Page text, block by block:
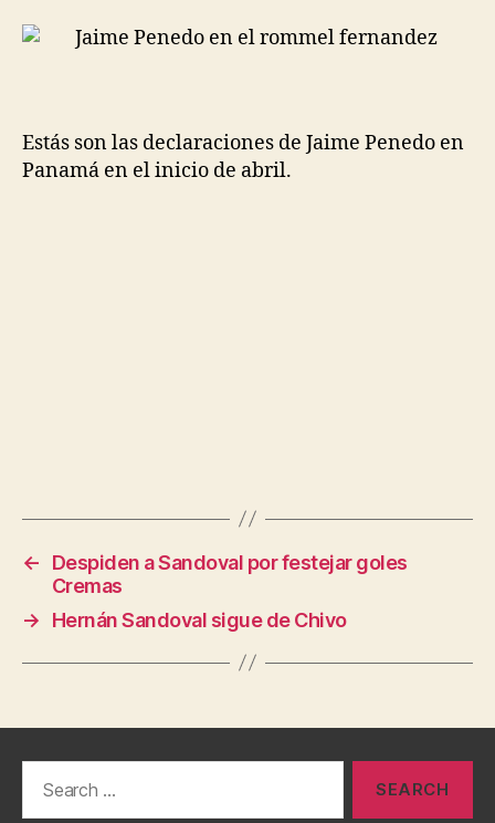
Estás son las declaraciones de Jaime Penedo en
Panamá en el inicio de abril.
←
Despiden a Sandoval por festejar goles
Cremas
→
Hernán Sandoval sigue de Chivo